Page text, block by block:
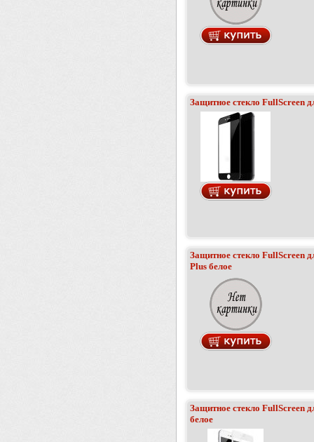
Защитное стекло FullScreen
Защитное стекло FullScreen
Plus белое
Защитное стекло FullScreen
белое